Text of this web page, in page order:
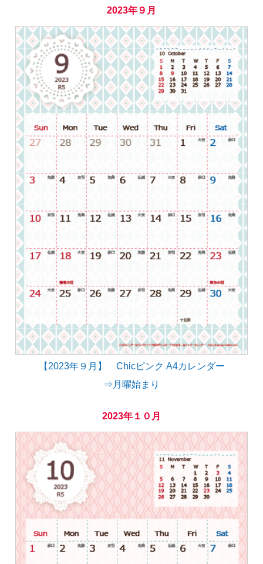
2023年９月
【2023年９月】 Chicピンク A4カレンダー
⇒月曜始まり
2023年１０月